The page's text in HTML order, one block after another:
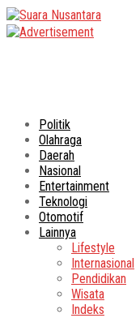
Politik
Olahraga
Daerah
Nasional
Entertainment
Teknologi
Otomotif
Lainnya
Lifestyle
Internasional
Pendidikan
Wisata
Indeks